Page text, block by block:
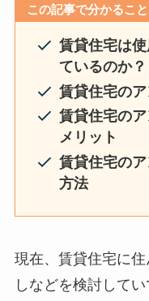
この記事で分かること
賃貸住宅は
ているのか？
賃貸住宅の
賃貸住宅の
メリット
賃貸住宅の
方法
現在、賃貸住宅に
しなどを検討して